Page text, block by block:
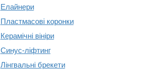
Елайнери
Пластмасові коронки
Керамічні вініри
Синус-ліфтинг
Лінгвальні брекети